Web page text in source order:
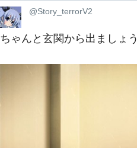
@Story_terrorV2
ちゃんと玄関から出ましょう